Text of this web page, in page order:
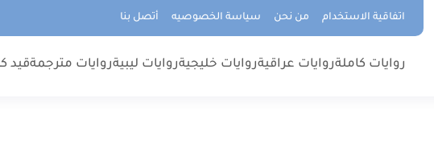
اتفاقية الاستخدام من نحن سياسة الخصوصيه أتصل بنا
روايات كاملةروايات عراقيةروايات خليجيةروايات ليبيةروايات مترجمةقيد